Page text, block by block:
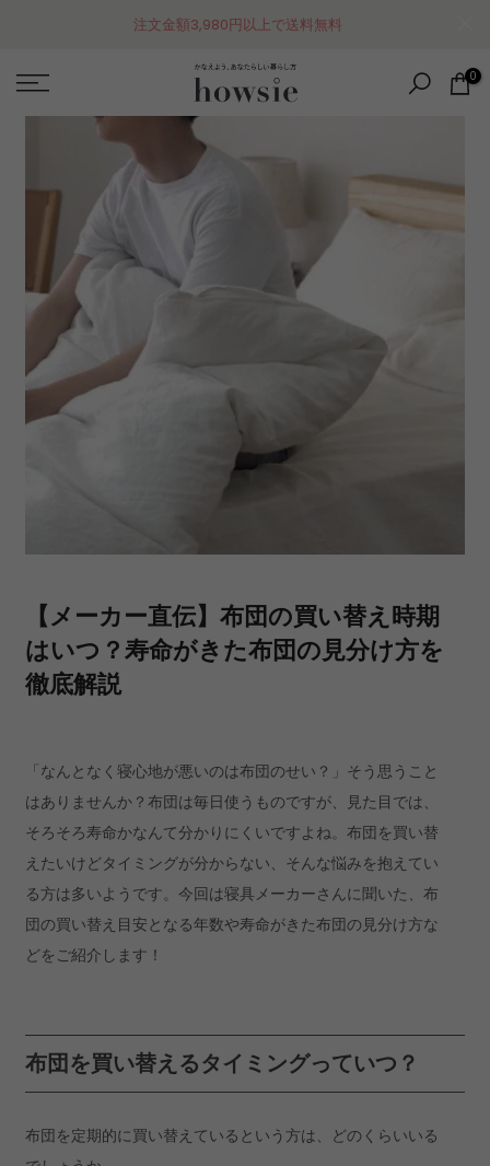
テ
ン
ツ
注文金額3,980円以上で送料無料
0
【メーカー直伝】布団の買い替え時期
はいつ？寿命がきた布団の見分け方を
徹底解説
「なんとなく寝心地が悪いのは布団のせい？」そう思うこと
はありませんか？布団は毎日使うものですが、見た目では、
そろそろ寿命かなんて分かりにくいですよね。布団を買い替
えたいけどタイミングが分からない、そんな悩みを抱えてい
る方は多いようです。今回は寝具メーカーさんに聞いた、布
団の買い替え目安となる年数や寿命がきた布団の見分け方な
どをご紹介します！
布団を買い替えるタイミングっていつ？
布団を定期的に買い替えているという方は、どのくらいいる